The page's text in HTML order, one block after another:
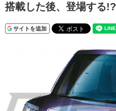
搭載した後、登場する!?
サイトを追加